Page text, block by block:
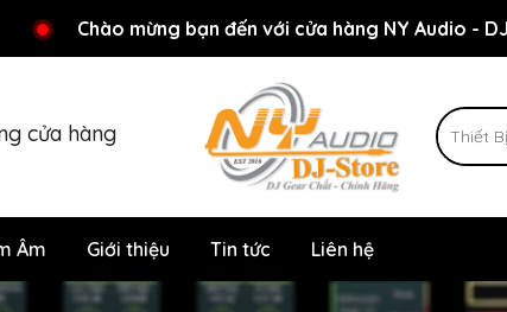
Chào mừng bạn đến với cửa hàng NY Audio -
Rất nhiều ưu đãi và chương trình khuyến mãi đang
cửa hàng
Âm Giới thiệu Tin tức Liên hệ